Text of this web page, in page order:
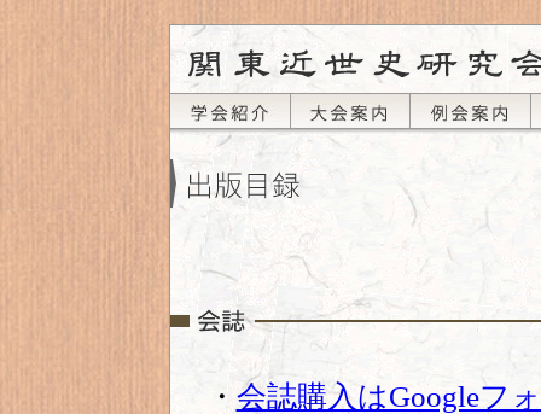
・ 会誌購入はGoogleフ